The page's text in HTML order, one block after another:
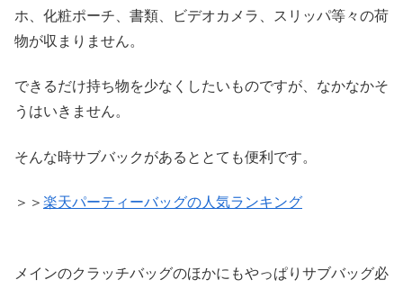
ホ、化粧ポーチ、書類、ビデオカメラ、スリッパ等々の荷
物が収まりません。
できるだけ持ち物を少なくしたいものですが、なかなかそ
うはいきません。
そんな時サブバックがあるととても便利です。
＞＞ 楽天パーティーバッグの人気ランキング
メインのクラッチバッグのほかにもやっぱりサブバッグ必